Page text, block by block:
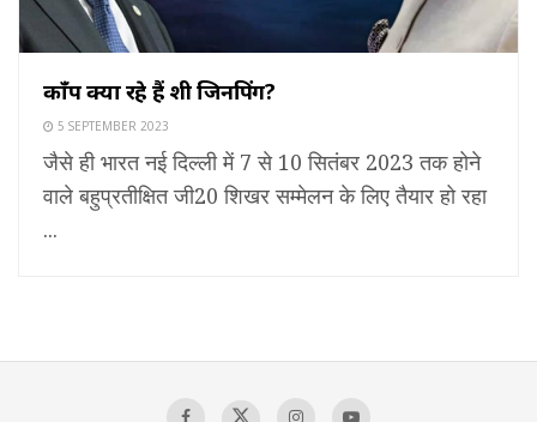
काँप क्यों रहे हैं शी जिनपिंग?
5 SEPTEMBER 2023
जैसे ही भारत नई दिल्ली में 7 से 10 सितंबर 2023 तक होने
वाले बहुप्रतीक्षित जी20 शिखर सम्मेलन के लिए तैयार हो रहा
...